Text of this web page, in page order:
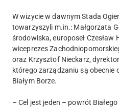
W wizycie w dawnym Stada
towarzyszyli m.in.: Małgorzata
środowiska, europoseł Czesław
wiceprezes
oraz Krzysztof Nieckarz,
którego zarządzaniu są obecnie
Białym Borze.
– Cel jest jeden – powrót